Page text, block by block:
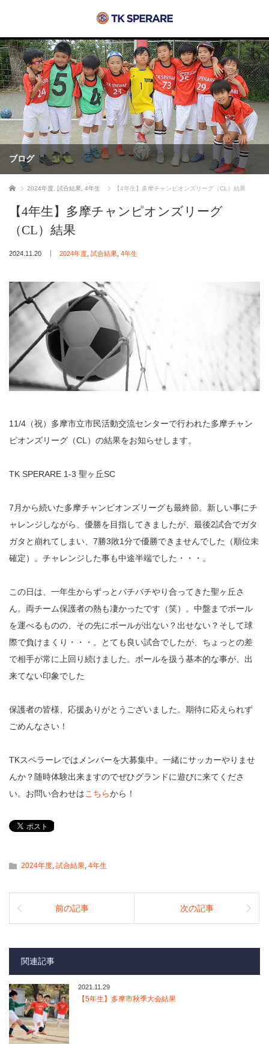
ブログ
ホーム 2024年度 試合結果 4年生 【4年生】多摩チャンピオンズリーグ（CL）結果
【4年生】多摩チャンピオンズリーグ
（CL）結果
2024.11.20 2024年度 試合結果 4年生
11/4（祝）多摩市立市民活動交流センターで行われた多摩チャン
ピオンズリーグ（CL）の結果をお知らせします。
TK SPERARE 1-3 聖ヶ丘SC
7月から続いた多摩チャンピオンズリーグも最終節。新しい事にチ
ャレンジしながら、優勝を目指してきましたが、最後2試合でガタ
ガタと崩れてしまい、7勝3敗1分で優勝できませんでした（順位未
確定）。チャレンジした事も中途半端でした・・・。
この日は、一年生からずっとバチバチやり合ってきた聖ヶ丘さ
ん。両チーム保護者の熱も凄かったです（笑）。中盤までボール
を運べるものの、その先にボールが出ない？出せない？そして球
際で負けまくり・・・。とても良い試合でしたが、ちょっとの差
で相手が常に上回り続けました。ボールを扱う基本的な事が、出
来てない印象でした
保護者の皆様、応援ありがとうございました。期待に応えられず
ごめんなさい！
TKスペラーレではメンバーを大募集中。一緒にサッカーやりませ
んか？随時体験出来ますのでぜひグランドに遊びに来てくださ
い。お問い合わせはこちらから！
2024年度, 試合結果, 4年生
前の記事 次の記事
関連記事
2021.11.29
【5年生】多摩市秋季大会結果